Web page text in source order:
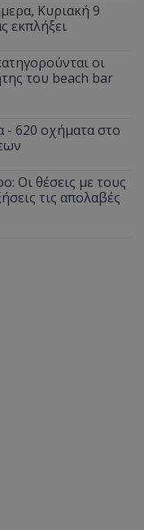
Κυριακή 9
εκπλήξει
οι
του beach bar
- 620 οχήματα στο
Οι θέσεις με τους
τις απολαβές